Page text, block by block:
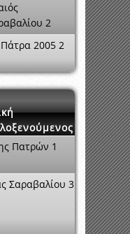
2
2005 2
Πατρών 1
Σαραβαλίου 3